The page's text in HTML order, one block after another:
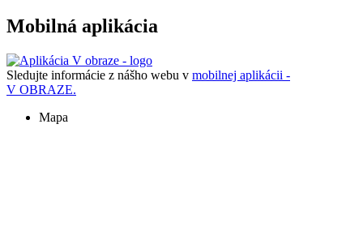
Mobilná aplikácia
Sledujte informácie z nášho webu v mobilnej aplikácii -
V OBRAZE.
Mapa